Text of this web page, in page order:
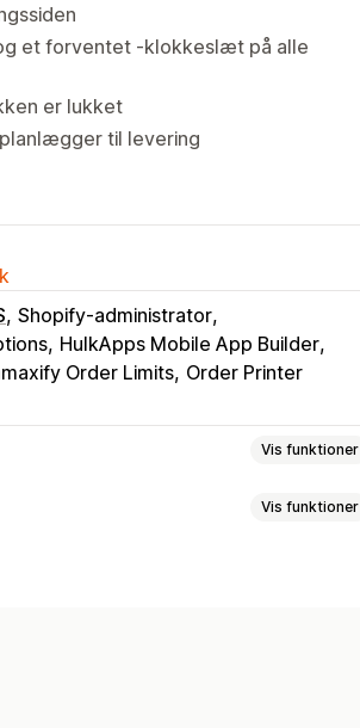
et forventet -klokkeslæt på alle
er lukket
til levering
Shopify-administrator
HulkApps Mobile App Builder
Order Limits Order Printer
Vis funktioner
Vis funktioner